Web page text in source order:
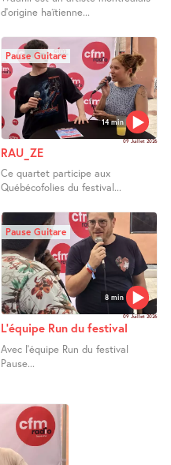
d’origine haïtienne...
14 min
Pause Guitare
09 Juillet 2026
RAU_ZE
Ce quartet participe aux
Québécofolies du festival...
8 min
Pause Guitare
09 Juillet 2026
L’équipe Run du festival
Avec l’équipe Run du festival
Pause...